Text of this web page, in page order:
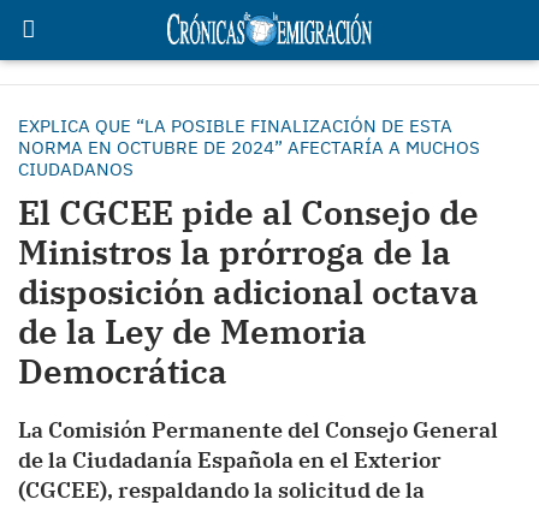
EXPLICA QUE “LA POSIBLE FINALIZACIÓN DE ESTA
NORMA EN OCTUBRE DE 2024” AFECTARÍA A MUCHOS
CIUDADANOS
El CGCEE pide al Consejo de
Ministros la prórroga de la
disposición adicional octava
de la Ley de Memoria
Democrática
La Comisión Permanente del Consejo General
de la Ciudadanía Española en el Exterior
(CGCEE), respaldando la solicitud de la